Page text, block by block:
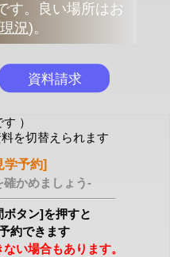
す。良い場所はお
況)。
）
を切替えられます
学予約]
かめましょう-
タン]を押すと
約できます
い場合もあります。